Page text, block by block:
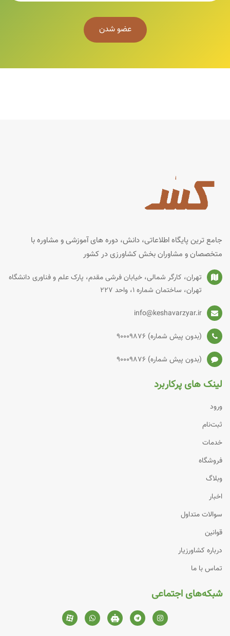
عضو شدن
جامع ترین پایگاه اطلاعاتی، دانش، دوره های آموزشی و مشاوره با
متخصصان و مشاوران بخش کشاورزی در کشور
تهران، کارگر شمالی، خیابان فرشی مقدم، پارک علم و فناوری دانشگاه
تهران، ساختمان شماره‌ 1، واحد 227
info@keshavarzyar.ir
(بدون پیش شماره) 90009876
(بدون پیش شماره) 90009876
لینک های پرکاربرد
ورود
ثبت‌نام
خدمات
فروشگاه
وبلاگ
اخبار
سوالات متداول
قوانین
درباره کشاورزیار
تماس با ما
شبکه‌های اجتماعی